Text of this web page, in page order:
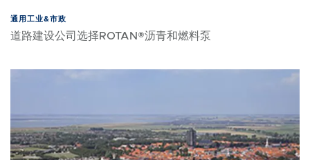
通用工业&市政
道路建设公司选择ROTAN®沥青和燃料泵